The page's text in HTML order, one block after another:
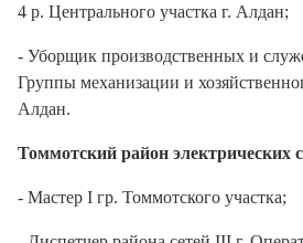
4 р. Центрального участка г. Алдан;
- Уборщик производственных и
Группы механизации и
Алдан.
Томмотский район электрических
- Мастер I гр. Томмотского участка;